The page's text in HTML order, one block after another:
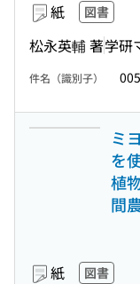
紙 図書
松永英輔 著学研
件名（識別子）
ミ
を
植
間
紙 図書